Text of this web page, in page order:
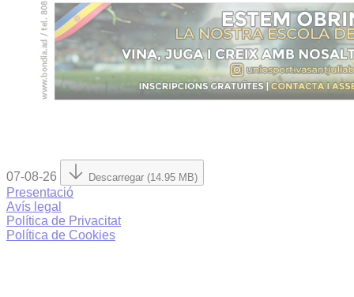
07-08-26 Descarregar (14.95 MB)
Presentació
Avís legal
Política de Privacitat
Política de Cookies